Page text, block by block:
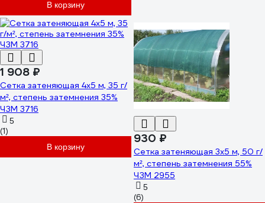
В корзину
1 908 ₽
Сетка затеняющая 4x5 м, 35 г/
м², степень затемнения 35%
ЧЗМ 3716
5
(1)
В корзину
930 ₽
Сетка затеняющая 3x5 м, 50 г/
м², степень затемнения 55%
ЧЗМ 2955
5
(6)